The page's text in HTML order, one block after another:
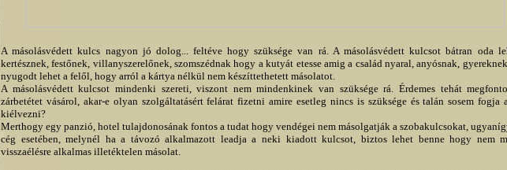
A másolásvédett kulcs nagyon jó dolog... feltéve hogy szüksége van rá. A másolásvédett kulcsot bátran oda
kertésznek, festőnek, villanyszerelőnek, szomszédnak hogy a kutyát etesse amig a család nyaral, anyósnak,
nyugodt lehet a felől, hogy arról a kártya nélkül nem készíttethetett másolatot.
A másolásvédett kulcsot mindenki szereti, viszont nem mindenkinek van szüksége rá. Érdemes tehát
zárbetétet vásárol, akar-e olyan szolgáltatásért felárat fizetni amire esetleg nincs is szüksége és talán sosem fogja
kiélvezni?
Merthogy egy panzió, hotel tulajdonosának fontos a tudat hogy vendégei nem másolgatják a szobakulcsokat,
cég esetében, melynél ha a távozó alkalmazott leadja a neki kiadott kulcsot, biztos lehet benne hogy nem
visszaélésre alkalmas illetéktelen másolat.